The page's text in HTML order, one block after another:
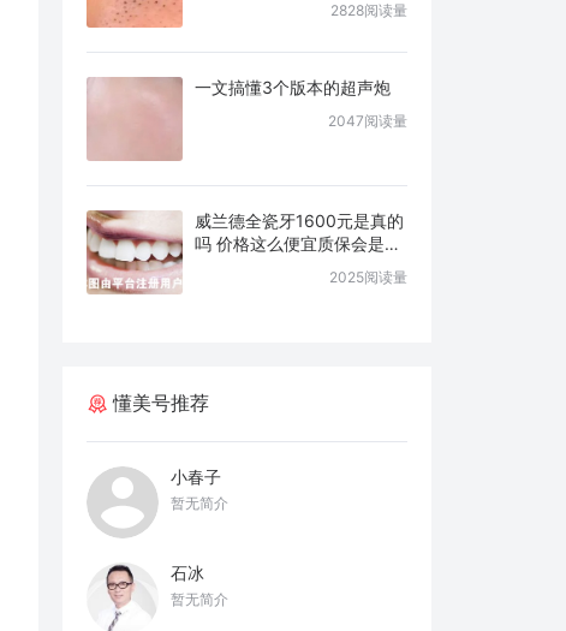
2828阅读量
一文搞懂3个版本的超声炮
2047阅读量
威兰德全瓷牙1600元是真的
吗 价格这么便宜质保会是几
2025阅读量
懂美号推荐
小春子
暂无简介
石冰
暂无简介